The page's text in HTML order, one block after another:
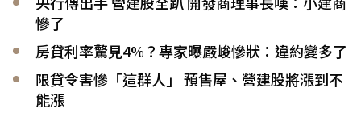
慘了
房貸利率驚見4%？專家曝嚴峻慘狀：違約變多了
限貸令害慘「這群人」 預售屋、營建股將漲到不
能漲